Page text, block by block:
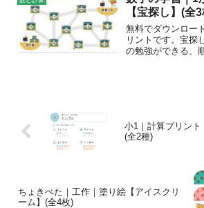
【宝探し】(全
無料でダウンロー
リントです。宝探
の勉強ができる、
小1｜計算プリント
(全2種)
ちょきぺた｜工作｜塗り絵【アイスクリ
ーム】(全4枚)